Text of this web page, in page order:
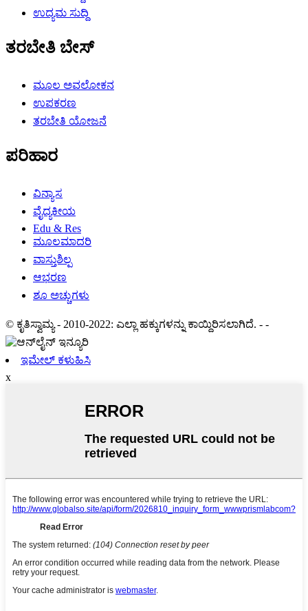
ಉದ್ಯಮ ಸುದ್ದಿ
ತರಬೇತಿ ಬೇಸ್
ಮೂಲ ಅವಲೋಕನ
ಉಪಕರಣ
ತರಬೇತಿ ಯೋಜನೆ
ಪರಿಹಾರ
ವಿನ್ಯಾಸ
ವೈದ್ಯಕೀಯ
Edu & Res
ಮೂಲಮಾದರಿ
ವಾಸ್ತುಶಿಲ್ಪ
ಆಭರಣ
ಶೂ ಅಚ್ಚುಗಳು
© ಕೃತಿಸ್ವಾಮ್ಯ - 2010-2022: ಎಲ್ಲಾ ಹಕ್ಕುಗಳನ್ನು ಕಾಯ್ದಿರಿಸಲಾಗಿದೆ. - -
ಇಮೇಲ್ ಕಳುಹಿಸಿ
x